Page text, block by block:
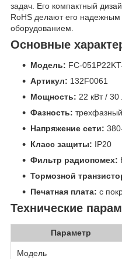
задач. Его компактный
RoHS делают его
оборудованием.
Основные
Модель: FC-
Артикул: 132F0061
Мощность: 22 кВт / 30
Фазность: трехфазный
Напряжение сети:
Класс защиты: IP20
Фильтр радиопомех:
Тормозной
Печатная плата: с
Технические
Параметр
Модель